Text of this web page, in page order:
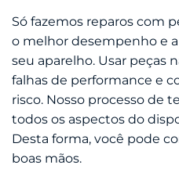
Só fazemos reparos com
o melhor desempenho e
seu aparelho. Usar peças
falhas de performance e
risco. Nosso processo de
todos os aspectos do
Desta forma, você pode
boas mãos.